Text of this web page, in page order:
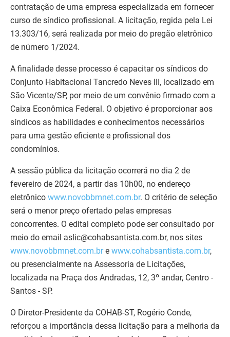
contratação de uma empresa especializada em fornecer
curso de síndico profissional. A licitação, regida pela Lei
13.303/16, será realizada por meio do pregão eletrônico
de número 1/2024.
A finalidade desse processo é capacitar os síndicos do
Conjunto Habitacional Tancredo Neves III, localizado em
São Vicente/SP, por meio de um convênio firmado com a
Caixa Econômica Federal. O objetivo é proporcionar aos
síndicos as habilidades e conhecimentos necessários
para uma gestão eficiente e profissional dos
condomínios.
A sessão pública da licitação ocorrerá no dia 2 de
fevereiro de 2024, a partir das 10h00, no endereço
eletrônico www.novobbmnet.com.br. O critério de seleção
será o menor preço ofertado pelas empresas
concorrentes. O edital completo pode ser consultado por
meio do email aslic@cohabsantista.com.br, nos sites
www.novobbmnet.com.bre www.cohabsantista.com.br,
ou presencialmente na Assessoria de Licitações,
localizada na Praça dos Andradas, 12, 3º andar, Centro -
Santos - SP.
O Diretor-Presidente da COHAB-ST, Rogério Conde,
reforçou a importância dessa licitação para a melhoria da